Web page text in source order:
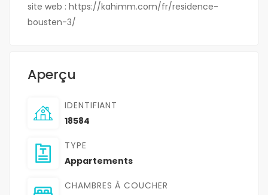
site web : https://kahimm.com/fr/residence-
bousten-3/
Aperçu
IDENTIFIANT
18584
TYPE
Appartements
CHAMBRES À COUCHER